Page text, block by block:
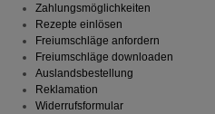
Zahlungsmöglichkeiten
Rezepte einlösen
Freiumschläge anfordern
Freiumschläge downloaden
Auslandsbestellung
Reklamation
Widerrufsformular